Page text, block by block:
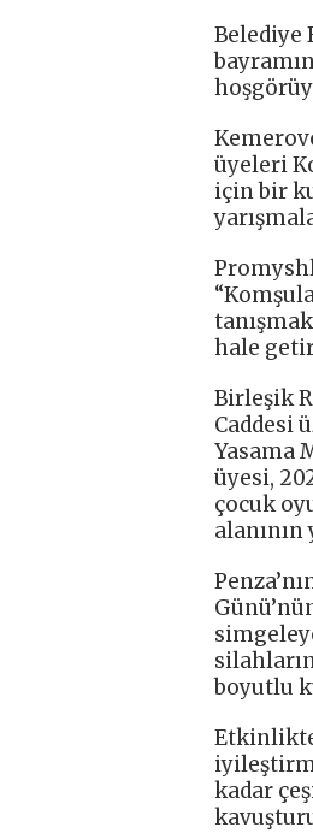
Belediye
üyeleri
için bir
hale
Birleşik
Caddesi
Yasama
üyesi,
çocuk
boyutlu
kadar